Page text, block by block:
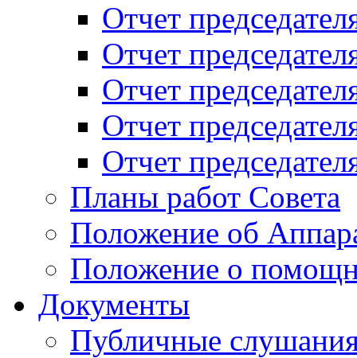
Отчет
Отчет
Отчет
Отчет
Отчет
Планы работ Совета
Положение об
Положение о
Документы
Публичные